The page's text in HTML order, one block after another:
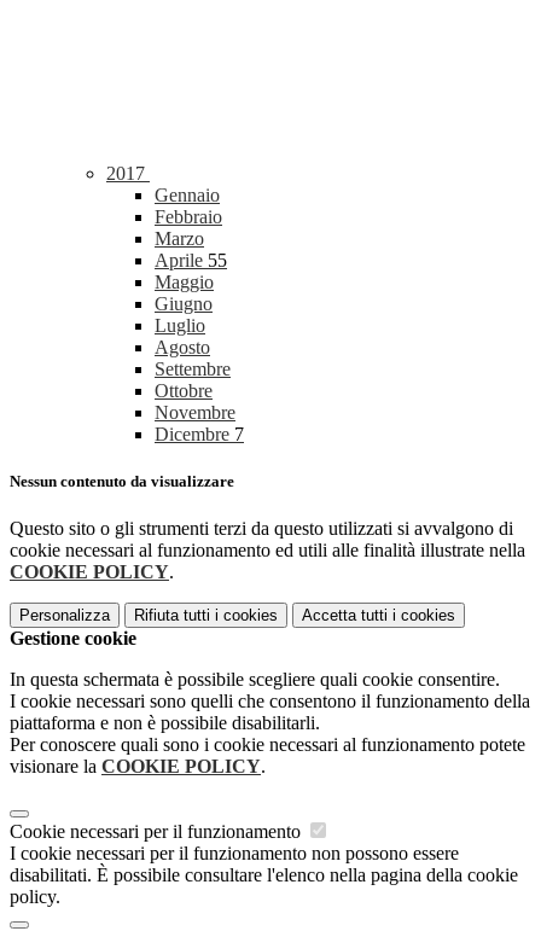
2017
Gennaio
Febbraio
Marzo
Aprile 55
Maggio
Giugno
Luglio
Agosto
Settembre
Ottobre
Novembre
Dicembre 7
Nessun contenuto da visualizzare
Questo sito o gli strumenti terzi da questo utilizzati si avvalgono di
cookie necessari al funzionamento ed utili alle finalità illustrate nella
COOKIE POLICY.
Personalizza Rifiuta tutti i cookies Accetta tutti i cookies
Gestione cookie
In questa schermata è possibile scegliere quali cookie consentire.
I cookie necessari sono quelli che consentono il funzionamento della
piattaforma e non è possibile disabilitarli.
Per conoscere quali sono i cookie necessari al funzionamento potete
visionare la COOKIE POLICY.
Cookie necessari per il funzionamento
I cookie necessari per il funzionamento non possono essere
disabilitati. È possibile consultare l'elenco nella pagina della cookie
policy.